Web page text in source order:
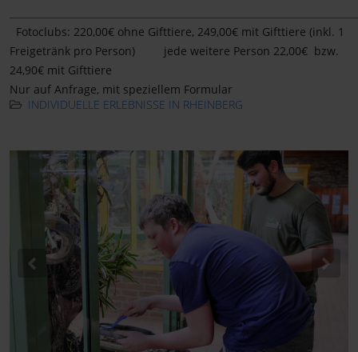
Fotoclubs: 220,00€ ohne Gifttiere, 249,00€ mit Gifttiere (inkl. 1
Freigetränk pro Person) jede weitere Person 22,00€ bzw.
24,90€ mit Gifttiere
Nur auf Anfrage, mit speziellem Formular
INDIVIDUELLE ERLEBNISSE IN RHEINBERG
Previous